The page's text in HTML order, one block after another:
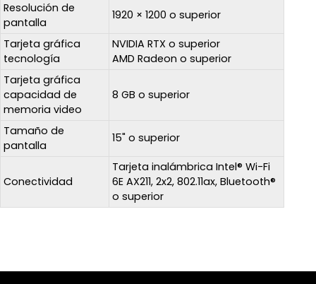
Resolución de
pantalla
1920 × 1200 o superior
Tarjeta gráfica
tecnología
NVIDIA RTX o superior
AMD Radeon o superior
Tarjeta gráfica
capacidad de
memoria video
8 GB o superior
Tamaño de
pantalla
15" o superior
Conectividad
Tarjeta inalámbrica Intel® Wi-Fi
6E AX211, 2x2, 802.11ax, Bluetooth®
o superior